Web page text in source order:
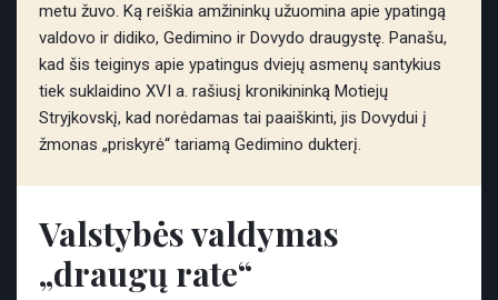
metu žuvo. Ką reiškia amžininkų užuomina apie ypatingą
valdovo ir didiko, Gedimino ir Dovydo draugystę. Panašu,
kad šis teiginys apie ypatingus dviejų asmenų santykius
tiek suklaidino XVI a. rašiusį kronikininką Motiejų
Stryjkovskį, kad norėdamas tai paaiškinti, jis Dovydui į
žmonas „priskyrė“ tariamą Gedimino dukterį.
Valstybės valdymas
„draugų rate“